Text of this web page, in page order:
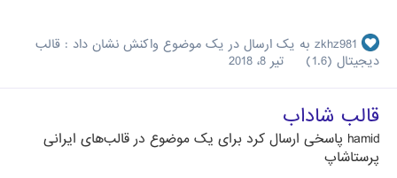
zkhz981 به یک ارسال در یک موضوع واکنش نشان داد : قالب
دیجیتال (1.6)
تیر 8، 2018
قالب شاداب
hamid پاسخی ارسال کرد برای یک موضوع در قالب‌های ایرانی
پرستاشاپ